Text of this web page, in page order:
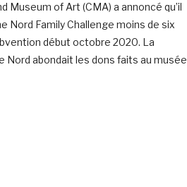
Museum of Art (CMA) a annoncé qu’il
Nord Family Challenge moins de six
début octobre 2020. La
Nord abondait les dons faits au musée